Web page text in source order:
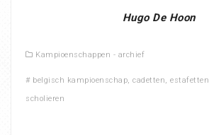
Hugo De Hoon
Kampioenschappen - archief
# belgisch kampioenschap, cadetten, estafetten
scholieren